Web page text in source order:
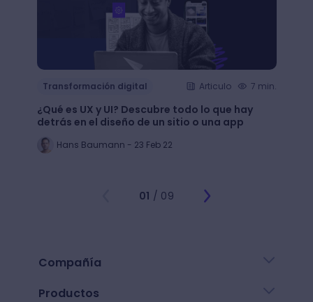
Transformación digital Articulo 7 min.
¿Qué es UX y UI? Descubre todo lo que hay
detrás en el diseño de un sitio o una app
Hans Baumann - 23 Feb 22
01 / 09
Compañía
Productos